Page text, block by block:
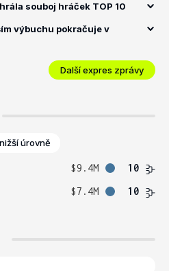
souboj hráček TOP 10
výbuchu pokračuje v
Další expres zprávy
úrovně
$9.4M
10
$7.4M 10